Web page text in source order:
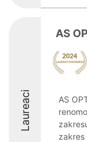
Laureaci
AS
AS
zakres